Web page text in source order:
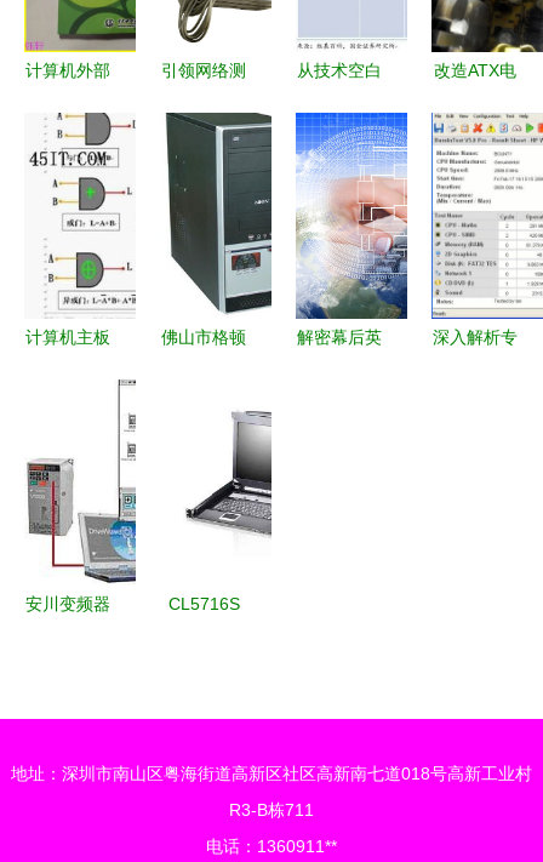
计算机外部
维护 从入
门到精通的
多维探讨
引领网络测
PA模块化
可扩展网络
分析仪及计
算机外围设
备深度测评
从技术空白
国产处理器
与服务器架
构的技术演
变与安全重
塑
改造ATX电
实现关电脑
同时关掉音
箱等外围设
备的简易指
南
计算机主板
查
佛山市格顿
计算机及外
围设备技术
的创新先锋
解密幕后英
深入解析专
安川变频器
CL5716S
围设备新生
机发展看点
地址：深圳市南山区粤海街道高新区社区高新南七道018号高新工业村
R3-B栋711
电话：1360911**